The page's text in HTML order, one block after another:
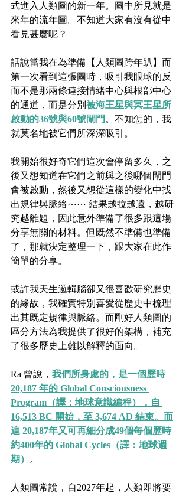
式進入人類圖的新一年。圖中所見就是
來年的流年圖。不知道大家有沒有從中
看見甚麼呢？
話說當我在為準備【人類圖跨年趴】而
第一次看到這張圖時，吸引我眼球的反
而不是那兩條連接情緒中心與根部中心
的通道，而是分別 被海王星與冥王星所
啟動的36號與60號閘門 。不知怎的，我
就莫名地被它們所深深吸引。
我開始很好奇它們這次會停留多久，之
後又想知道在它們之前與之後哪個閘門
會被啟動，然後又想從這樣的變化中找
出規律與脈絡⋯⋯ 結果越拉越遠，越研
究越離題，因此意外準備了很多跟這場
分享無關的材料。但既然不準備也準備
了，那就決定整理一下，跟大家在此作
簡單的分享。
或許我天生邏輯腦卻又很喜歡研究歷史
的緣故，我確實特別喜愛從歷史中梳理
出其既定規律與脈絡。而剛好人類圖的
區分方法為我提供了很好的架構，補充
了很多歷史上難以解釋的面向。
Ra 曾說， 我們所身處的，是一個歷時
20,187 年的 Global Consciousness
Program（譯：地球意識編程），自
16,513 BC 開始，至 3,674 AD 結束。而
這 20,187年又可再細分成49個每個歷時
約400年的 Global Cycles（譯：地球週
期）
。
人類圖常說，自2027年起，人類即將要